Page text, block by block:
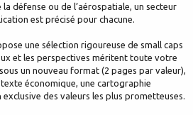
défense ou de l’aérospatiale, un secteur
est précisé pour chacune.
une sélection rigoureuse de small caps
et les perspectives méritent toute votre
un nouveau format (2 pages par valeur),
économique, une cartographie
des valeurs les plus prometteuses.